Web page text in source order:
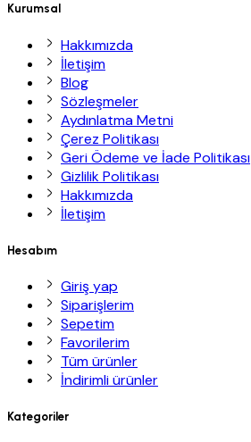
Kurumsal
Hakkımızda
İletişim
Blog
Sözleşmeler
Aydınlatma Metni
Çerez Politikası
Geri Ödeme ve İade Politikası
Gizlilik Politikası
Hakkımızda
İletişim
Hesabım
Giriş yap
Siparişlerim
Sepetim
Favorilerim
Tüm ürünler
İndirimli ürünler
Kategoriler